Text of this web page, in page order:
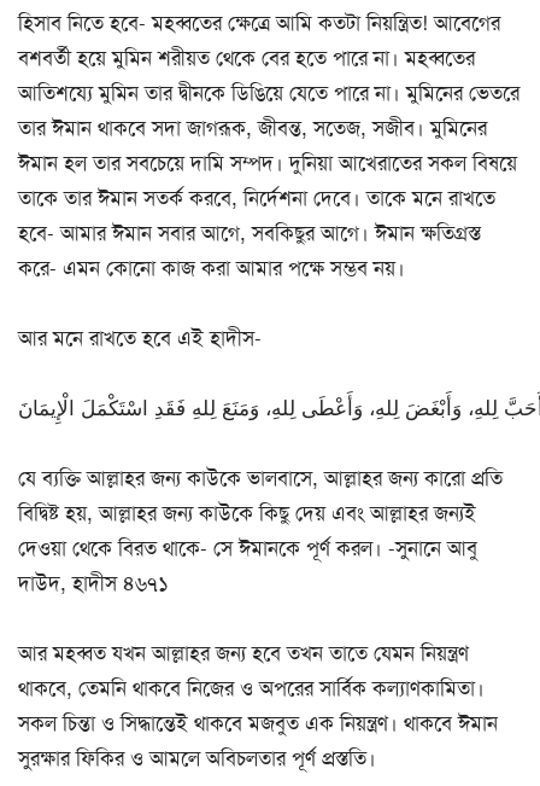
হিসাব নিতে হবে- মহব্বতের ক্ষেত্রে আমি কতটা নিয়ন্ত্রিত! আবেগের
বশবর্তী হয়ে মুমিন শরীয়ত থেকে বের হতে পারে না। মহব্বতের
আতিশয্যে মুমিন তার দ্বীনকে ডিঙিয়ে যেতে পারে না। মুমিনের ভেতরে
তার ঈমান থাকবে সদা জাগরূক, জীবন্ত, সতেজ, সজীব। মুমিনের
ঈমান হল তার সবচেয়ে দামি সম্পদ। দুনিয়া আখেরাতের সকল বিষয়ে
তাকে তার ঈমান সতর্ক করবে, নির্দেশনা দেবে। তাকে মনে রাখতে
হবে- আমার ঈমান সবার আগে, সবকিছুর আগে। ঈমান ক্ষতিগ্রস্ত
করে- এমন কোনো কাজ করা আমার পক্ষে সম্ভব নয়।
আর মনে রাখতে হবে এই হাদীস-
যে ব্যক্তি আল্লাহর জন্য কাউকে ভালবাসে, আল্লাহর জন্য কারো প্রতি
বিদ্বিষ্ট হয়, আল্লাহর জন্য কাউকে কিছু দেয় এবং আল্লাহর জন্যই
দেওয়া থেকে বিরত থাকে- সে ঈমানকে পূর্ণ করল। -সুনানে আবু
দাউদ, হাদীস ৪৬৭১
আর মহব্বত যখন আল্লাহর জন্য হবে তখন তাতে যেমন নিয়ন্ত্রণ
থাকবে, তেমনি থাকবে নিজের ও অপরের সার্বিক কল্যাণকামিতা।
সকল চিন্তা ও সিদ্ধান্তেই থাকবে মজবুত এক নিয়ন্ত্রণ। থাকবে ঈমান
সুরক্ষার ফিকির ও আমলে অবিচলতার পূর্ণ প্রস্ততি।